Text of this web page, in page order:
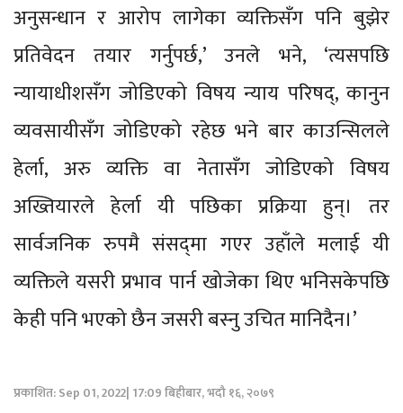
अनुसन्धान र आरोप लागेका व्यक्तिसँग पनि बुझेर
प्रतिवेदन तयार गर्नुपर्छ,’ उनले भने, ‘त्यसपछि
न्यायाधीशसँग जोडिएको विषय न्याय परिषद्, कानुन
व्यवसायीसँग जोडिएको रहेछ भने बार काउन्सिलले
हेर्ला, अरु व्यक्ति वा नेतासँग जोडिएको विषय
अख्तियारले हेर्ला यी पछिका प्रक्रिया हुन्। तर
सार्वजनिक रुपमै संसद्‍मा गएर उहाँले मलाई यी
व्यक्तिले यसरी प्रभाव पार्न खोजेका थिए भनिसकेपछि
केही पनि भएको छैन जसरी बस्नु उचित मानिदैन।’
प्रकाशित: Sep 01, 2022| 17:09 बिहीबार, भदौ १६, २०७९